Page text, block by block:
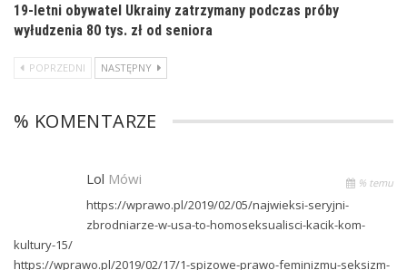
19-letni obywatel Ukrainy zatrzymany podczas próby
wyłudzenia 80 tys. zł od seniora
POPRZEDNI NASTĘPNY
% KOMENTARZE
Lol Mówi % temu
https://wprawo.pl/2019/02/05/najwieksi-seryjni-
zbrodniarze-w-usa-to-homoseksualisci-kacik-kom-
kultury-15/
https://wprawo.pl/2019/02/17/1-spizowe-prawo-feminizmu-seksizm-